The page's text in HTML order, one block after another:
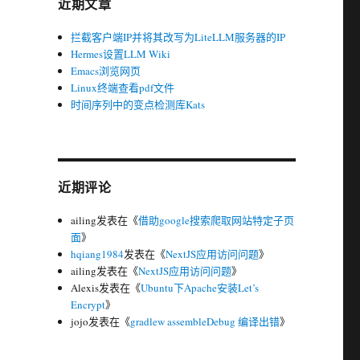
拦截客户端IP并将其改写为LiteLLM服务器的IP
Hermes设置LLM Wiki
Emacs浏览网页
Linux终端查看pdf文件
时间序列中的变点检测库Kats
近期评论
ailing发表在《借助google搜索爬取网站特定子页
面》
hqiang1984发表在《NextJS应用访问问题》
ailing发表在《NextJS应用访问问题》
Alexis发表在《Ubuntu下Apache安装Let’s
Encrypt》
jojo发表在《gradlew assembleDebug 编译出错》